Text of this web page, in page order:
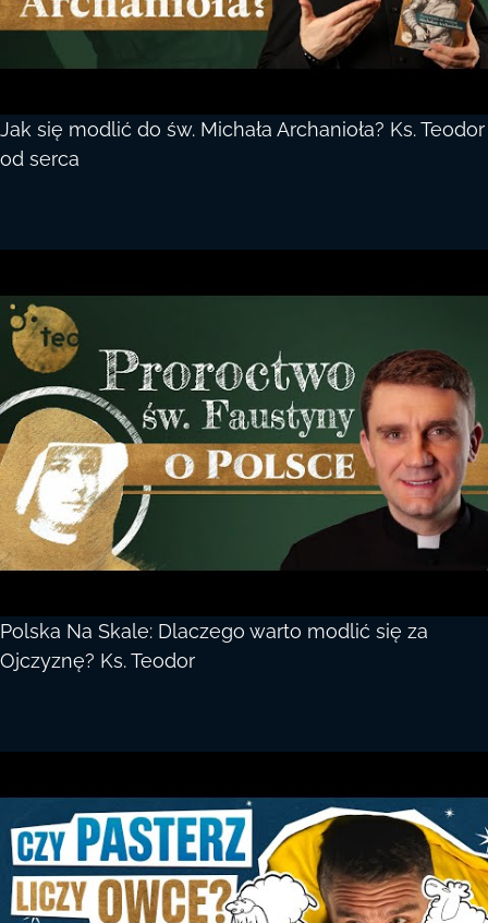
Jak się modlić do św. Michała Archanioła? Ks. Teodor
od serca
Polska Na Skale: Dlaczego warto modlić się za
Ojczyznę? Ks. Teodor